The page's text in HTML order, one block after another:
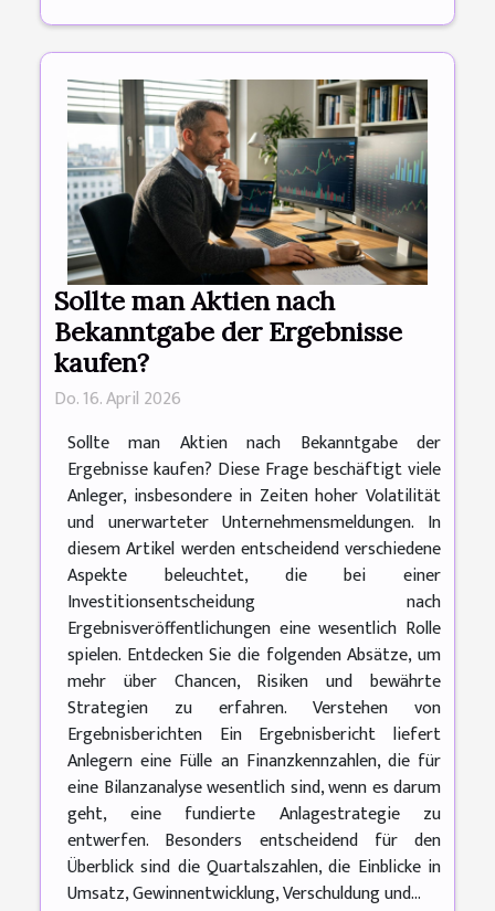
Sollte man Aktien nach
Bekanntgabe der Ergebnisse
kaufen?
Do. 16. April 2026
Sollte man Aktien nach Bekanntgabe der
Ergebnisse kaufen? Diese Frage beschäftigt viele
Anleger, insbesondere in Zeiten hoher Volatilität
und unerwarteter Unternehmensmeldungen. In
diesem Artikel werden entscheidend verschiedene
Aspekte beleuchtet, die bei einer
Investitionsentscheidung nach
Ergebnisveröffentlichungen eine wesentlich Rolle
spielen. Entdecken Sie die folgenden Absätze, um
mehr über Chancen, Risiken und bewährte
Strategien zu erfahren. Verstehen von
Ergebnisberichten Ein Ergebnisbericht liefert
Anlegern eine Fülle an Finanzkennzahlen, die für
eine Bilanzanalyse wesentlich sind, wenn es darum
geht, eine fundierte Anlagestrategie zu
entwerfen. Besonders entscheidend für den
Überblick sind die Quartalszahlen, die Einblicke in
Umsatz, Gewinnentwicklung, Verschuldung und...